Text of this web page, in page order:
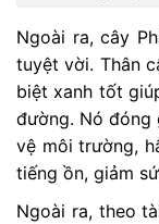
Ngoài ra, cây
tuyệt vời. Thân
biệt xanh tốt
đường. Nó
vệ môi trường,
tiếng ồn, giảm
Ngoài ra, theo